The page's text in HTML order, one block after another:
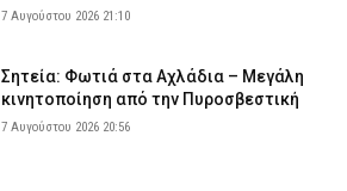
7 Αυγούστου 2026 21:10
Σητεία: Φωτιά στα Αχλάδια – Μεγάλη
κινητοποίηση από την Πυροσβεστική
7 Αυγούστου 2026 20:56